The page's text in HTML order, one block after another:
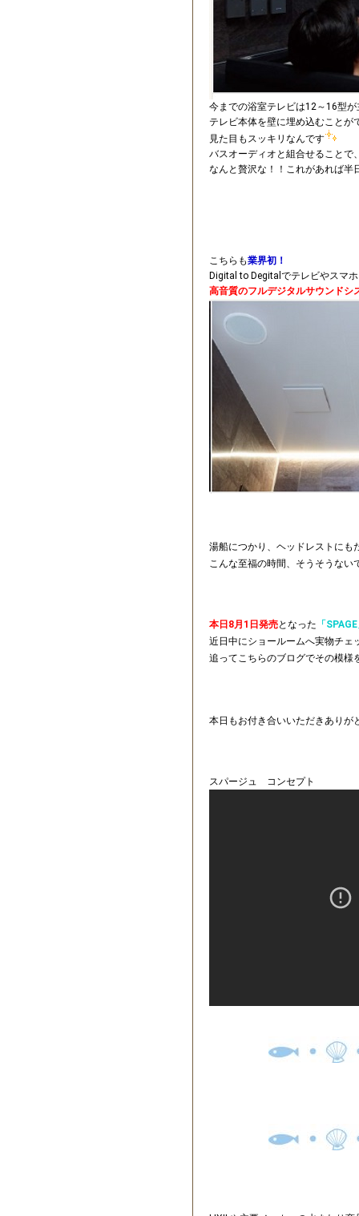
今までの浴室テレビは12～16型
テレビ本体を壁に埋め込むことが
見た目もスッキリなんです
バスオーディオと組合せることで
なんと贅沢な！！これがあれば半
こちらも業界初！
Digital to Degitalでテレビやスマ
高音質のフルデジタルサウンドシ
湯船につかり、ヘッドレストにも
こんな至福の時間、そうそうない
本日8月1日発売となった 「
近日中にショールームへ実物チェ
追ってこちらのブログでその模様
本日もお付き合いいただきありが
スパージュ コンセプト